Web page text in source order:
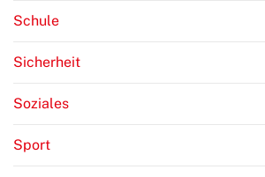
Schule
Sicherheit
Soziales
Sport